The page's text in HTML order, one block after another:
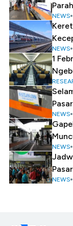
NEWS
NEWS
1
NEWS
NEWS
NEWS